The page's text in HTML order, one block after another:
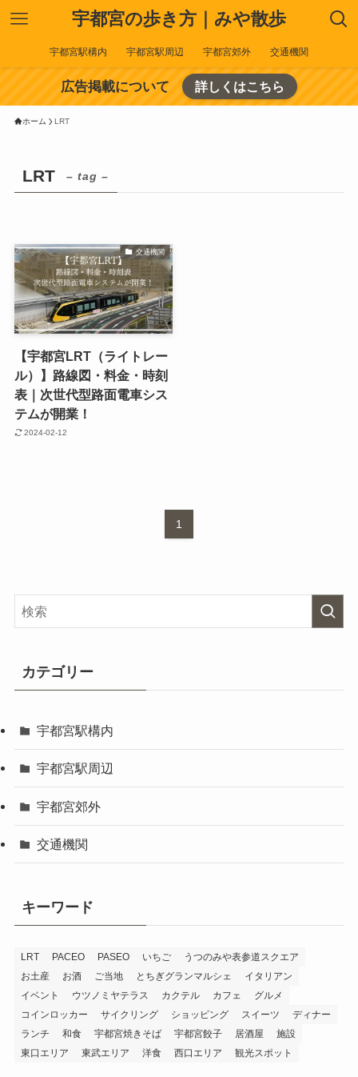
宇都宮の歩き方｜みや散歩
宇都宮駅構内 宇都宮駅周辺 宇都宮郊外 交通機関
広告掲載について 詳しくはこちら
ホーム LRT
LRT – tag –
交通機関
【宇都宮LRT（ライトレー
ル）】路線図・料金・時刻
表｜次世代型路面電車シス
テムが開業！
2024-02-12
1
カテゴリー
宇都宮駅構内
宇都宮駅周辺
宇都宮郊外
交通機関
キーワード
LRT PACEO PASEO いちご
うつのみや表参道スクエア
お土産
お酒 ご当地 とちぎグランマルシェ
イタリアン
イベント
ウツノミヤテラス カクテル カフェ
グルメ
コインロッカー
サイクリング ショッピング スイーツ
ディナー
ランチ
和食 宇都宮焼きそば 宇都宮餃子 居酒屋
施設
東口エリア
東武エリア 洋食 西口エリア 観光スポット